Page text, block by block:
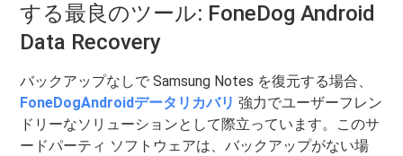
する最良のツール: FoneDog Android
Data Recovery
バックアップなしで Samsung Notes を復元する場合、
FoneDogAndroidデータリカバリ 強力でユーザーフレン
ドリーなソリューションとして際立っています。このサ
ードパーティ ソフトウェアは、バックアップがない場